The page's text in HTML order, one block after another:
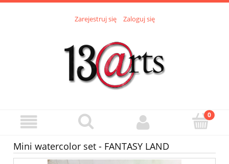
Zarejestruj się Zaloguj się
Mini watercolor set - FANTASY LAND